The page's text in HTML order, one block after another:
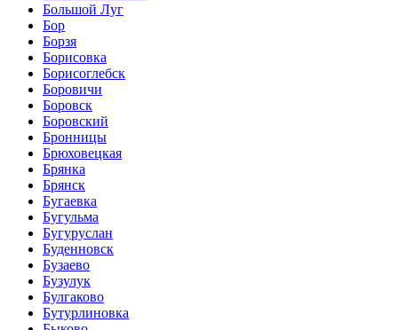
Большой Луг
Бор
Борзя
Борисовка
Борисоглебск
Боровичи
Боровск
Боровский
Бронницы
Брюховецкая
Брянка
Брянск
Бугаевка
Бугульма
Бугуруслан
Буденновск
Бузаево
Бузулук
Булгаково
Бутурлиновка